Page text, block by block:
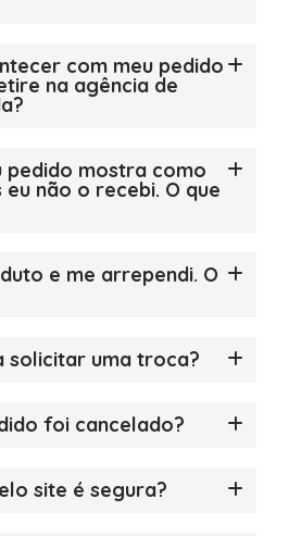
com meu pedido
na agência de
pedido mostra como
não o recebi. O que
e me arrependi. O
solicitar uma troca?
foi cancelado?
site é segura?